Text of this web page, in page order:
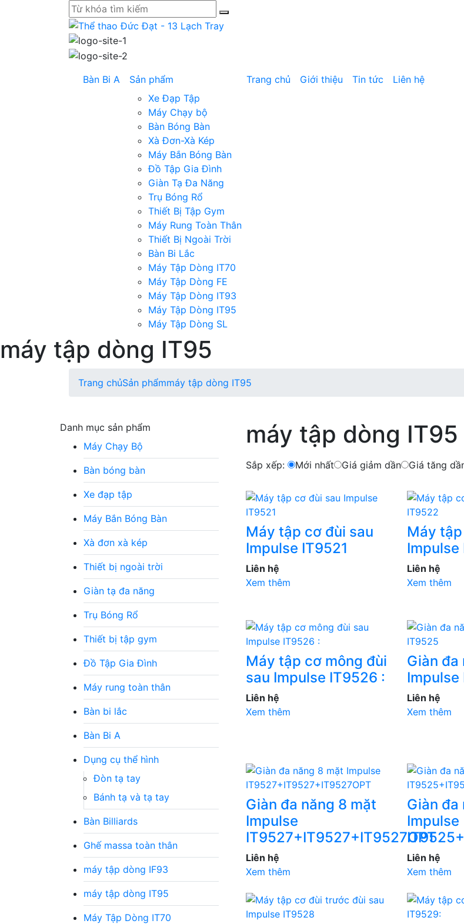
Bàn Bi A
Sản phẩm
Xe Đạp Tập
Máy Chạy bộ
Bàn Bóng Bàn
Xà Đơn-Xà Kép
Máy Bắn Bóng Bàn
Đồ Tập Gia Đình
Giàn Tạ Đa Năng
Trụ Bóng Rổ
Thiết Bị Tập Gym
Máy Rung Toàn Thân
Thiết Bị Ngoài Trời
Bàn Bi Lắc
Máy Tập Dòng IT70
Máy Tập Dòng FE
Máy Tập Dòng IT93
Máy Tập Dòng IT95
Máy Tập Dòng SL
Trang chủ Giới thiệu Tin tức Liên hệ
máy tập dòng IT95
Trang chủSản phẩmmáy tập dòng IT95
máy tập dòng IT95
Sắp xếp: Mới nhất Giá giảm dần Giá tăng
Máy tập cơ đùi sau
Impulse IT9521
Liên hệ
Xem thêm
Máy
Liên hệ
Xem thêm
Máy tập cơ mông đùi
sau Impulse IT9526 :
Liên hệ
Xem thêm
Giàn đa
Liên hệ
Xem thêm
Giàn đa năng 8 mặt
Impulse
IT9527+IT9527+IT9527OPT
Liên hệ
Xem thêm
Giàn đa
Impulse
Liên hệ
Xem thêm
Danh mục sản phẩm
Máy Chạy Bộ
Bàn bóng bàn
Xe đạp tập
Máy Bắn Bóng Bàn
Xà đơn xà kép
Thiết bị ngoài trời
Giàn tạ đa năng
Trụ Bóng Rổ
Thiết bị tập gym
Đồ Tập Gia Đình
Máy rung toàn thân
Bàn bi lắc
Bàn Bi A
Dụng cụ thể hình
Đòn tạ tay
Bánh tạ và tạ tay
Bàn Billiards
Ghế massa toàn thân
máy tập dòng IF93
máy tập dòng IT95
Máy Tập Dòng IT70